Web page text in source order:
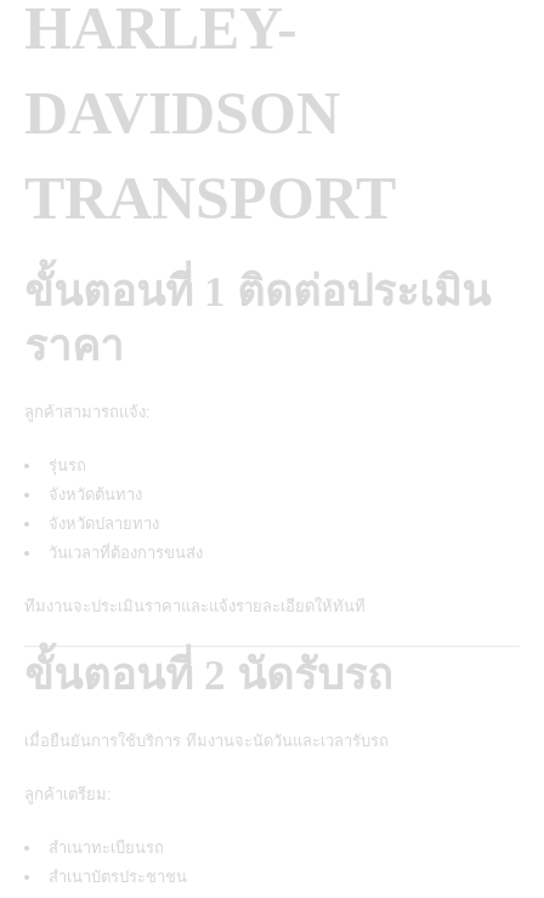
HARLEY-
DAVIDSON
TRANSPORT
ขั้นตอนที่ 1 ติดต่อประเมิน
ราคา
ลูกค้าสามารถแจ้ง:
รุ่นรถ
จังหวัดต้นทาง
จังหวัดปลายทาง
วันเวลาที่ต้องการขนส่ง
ทีมงานจะประเมินราคาและแจ้งรายละเอียดให้ทันที
ขั้นตอนที่ 2 นัดรับรถ
เมื่อยืนยันการใช้บริการ ทีมงานจะนัดวันและเวลารับรถ
ลูกค้าเตรียม:
สำเนาทะเบียนรถ
สำเนาบัตรประชาชน